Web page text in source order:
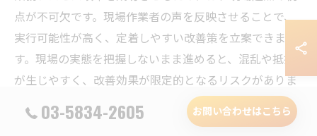
点が不可欠です。現場作業者の声を反映させることで、
実行可能性が高く、定着しやすい改善策を立案できま
す。現場の実態を把握しないまま進めると、混乱や抵抗
が生じやすく、改善効果が限定的となるリスクがありま
実践的な方法としては、現場スタッフとの定期的なヒア
03-5834-2605 お問い合わせはこちら